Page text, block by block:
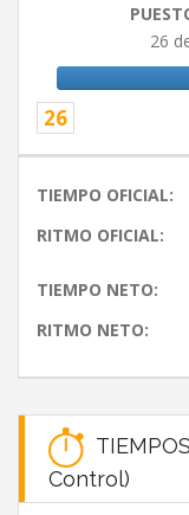
26
26
TIEMPO OFICIAL:
RITMO OFICIAL:
TIEMPO NETO:
RITMO NETO:
Control)